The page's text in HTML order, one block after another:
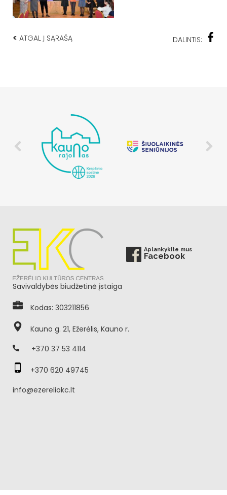
< ATGAL Į SĄRAŠĄ DALINTIS:
Aplankykite mus
Facebook
Savivaldybės biudžetinė įstaiga
Kodas: 303211856
Kauno g. 21, Ežerėlis, Kauno r.
+370 37 53 4114
+370 620 49745
info@ezereliokc.lt